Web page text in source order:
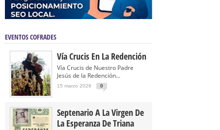
EVENTOS COFRADES
Vía Crucis En La Redención
Vía Crucis de Nuestro Padre
Jesús de la Redención...
15 marzo 2026 0
Septenario A La Virgen De
La Esperanza De Triana